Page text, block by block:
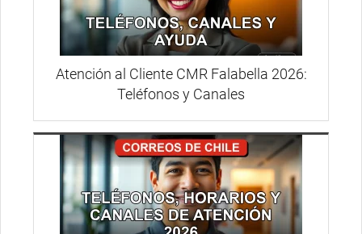
Atención al Cliente CMR Falabella 2026:
Teléfonos y Canales